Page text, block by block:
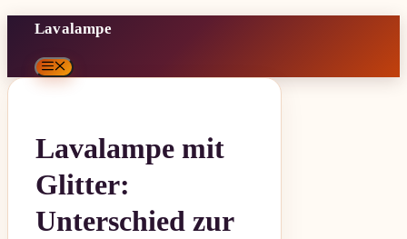
Zum
Inhalt
springen
Lavalampe
Menü
Lavalampe mit
Glitter:
Unterschied zur